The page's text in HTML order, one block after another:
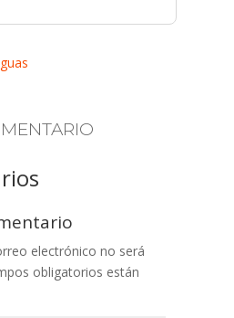
electrónico no será
obligatorios están